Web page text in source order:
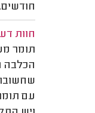
חודשים.
חוות
תומר
הכלבה
עם